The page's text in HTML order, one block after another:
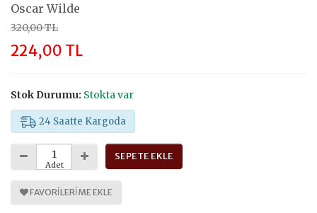
Oscar Wilde
320,00 TL
224,00 TL
Stok Durumu: Stokta var
24 Saatte Kargoda
Adet
SEPETE EKLE
FAVORILERIME EKLE